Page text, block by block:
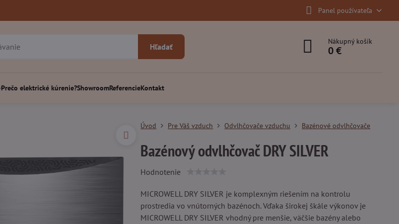
Panel používateľa
Hľadať
Nákupný košík
0 €
Prečo elektrické kúrenie?ShowroomReferencieKontakt
Úvod Pre Váš vzduch Odvlhčovače vzduchu Bazénové odvlhčovače
Bazénový odvlhčovač DRY SILVER
Hodnotenie
MICROWELL DRY SILVER je komplexným riešením na kontrolu
prostredia vo vnútorných bazénoch. Vďaka širokej škále výkonov je
MICROWELL DRY SILVER vhodný pre menšie, väčšie bazény alebo